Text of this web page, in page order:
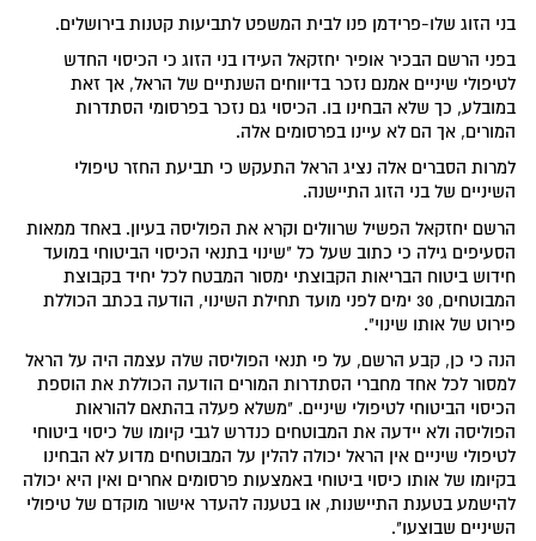
בני הזוג שלו-פרידמן פנו לבית המשפט לתביעות קטנות בירושלים.
בפני הרשם הבכיר אופיר יחזקאל העידו בני הזוג כי הכיסוי החדש
לטיפולי שיניים אמנם נזכר בדיווחים השנתיים של הראל, אך זאת
במובלע, כך שלא הבחינו בו. הכיסוי גם נזכר בפרסומי הסתדרות
המורים, אך הם לא עיינו בפרסומים אלה.
למרות הסברים אלה נציג הראל התעקש כי תביעת החזר טיפולי
השיניים של בני הזוג התיישנה.
הרשם יחזקאל הפשיל שרוולים וקרא את הפוליסה בעיון. באחד ממאות
הסעיפים גילה כי כתוב שעל כל "שינוי בתנאי הכיסוי הביטוחי במועד
חידוש ביטוח הבריאות הקבוצתי ימסור המבטח לכל יחיד בקבוצת
המבוטחים, 30 ימים לפני מועד תחילת השינוי, הודעה בכתב הכוללת
פירוט של אותו שינוי".
הנה כי כן, קבע הרשם, על פי תנאי הפוליסה שלה עצמה היה על הראל
למסור לכל אחד מחברי הסתדרות המורים הודעה הכוללת את הוספת
הכיסוי הביטוחי לטיפולי שיניים. "משלא פעלה בהתאם להוראות
הפוליסה ולא יידעה את המבוטחים כנדרש לגבי קיומו של כיסוי ביטוחי
לטיפולי שיניים אין הראל יכולה להלין על המבוטחים מדוע לא הבחינו
בקיומו של אותו כיסוי ביטוחי באמצעות פרסומים אחרים ואין היא יכולה
להישמע בטענת התיישנות, או בטענה להעדר אישור מוקדם של טיפולי
השיניים שבוצעו".